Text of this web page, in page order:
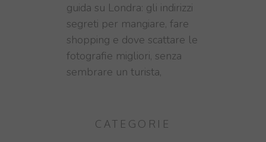
guida su Londra: gli indirizzi
segreti per mangiare, fare
shopping e dove scattare le
fotografie migliori, senza
sembrare un turista,
CATEGORIE